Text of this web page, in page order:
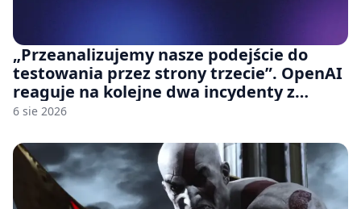
„Przeanalizujemy nasze podejście do
testowania przez strony trzecie”. OpenAI
reaguje na kolejne dwa incydenty z
udziałem autorskich modeli
6 sie 2026